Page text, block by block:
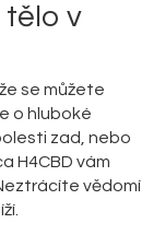
tělo v
se můžete
o hluboké
zad, nebo
H4CBD vám
vědomí